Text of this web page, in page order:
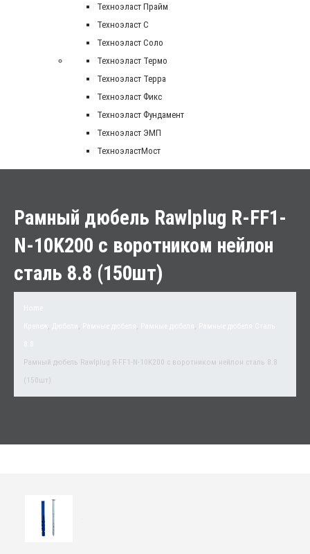
Техноэласт Прайм
Техноэласт С
Техноэласт Соло
Техноэласт Термо
Техноэласт Терра
Техноэласт Фикс
Техноэласт Фундамент
Техноэласт ЭМП
ТехноэластМост
Рамный дюбель Rawlplug R-FF1-
N-10K200 с воротником нейлон
сталь 8.8 (150шт)
, , , ,
Рамный дюбель Rawlplug R-FF1-N-10K200 с воротником нейлон сталь 8.8
(150шт)